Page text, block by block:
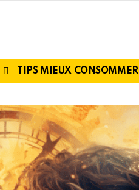
TIPS MIEUX CONSOMMER